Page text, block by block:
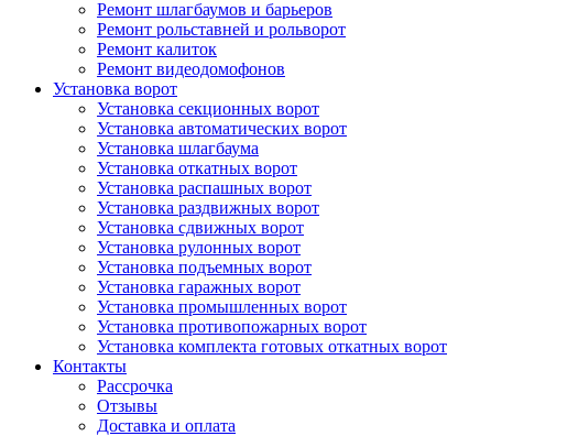
Ремонт шлагбаумов и барьеров
Ремонт рольставней и рольворот
Ремонт калиток
Ремонт видеодомофонов
Установка ворот
Установка секционных ворот
Установка автоматических ворот
Установка шлагбаума
Установка откатных ворот
Установка распашных ворот
Установка раздвижных ворот
Установка сдвижных ворот
Установка рулонных ворот
Установка подъемных ворот
Установка гаражных ворот
Установка промышленных ворот
Установка противопожарных ворот
Установка комплекта готовых откатных ворот
Контакты
Рассрочка
Отзывы
Доставка и оплата